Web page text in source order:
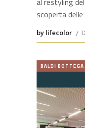
scoperta
by lifecolor
BALDI BOTTEGA